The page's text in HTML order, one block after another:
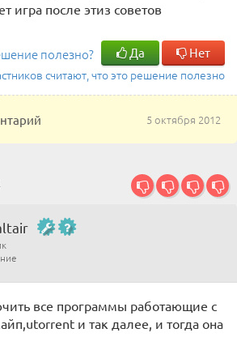
игра после этиз советов
полезно? Да Нет
считают, что это решение полезно
5 октября 2012
все программы работающие с
и так далее, и тогда она